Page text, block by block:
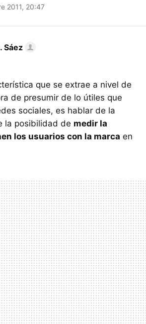
2011, 20:47
Sáez
que se extrae a nivel de
de presumir de lo útiles que
sociales, es hablar de la
la posibilidad de medir la
los usuarios con la marca en